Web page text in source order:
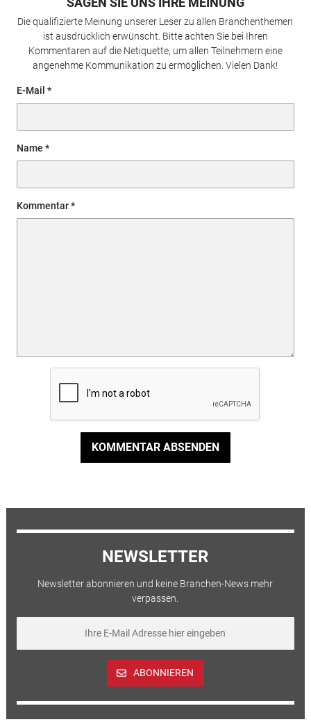
Die qualifizierte Meinung unserer Leser zu allen Branchenthemen
ist ausdrücklich erwünscht. Bitte achten Sie bei Ihren
Kommentaren auf die Netiquette, um allen Teilnehmern eine
angenehme Kommunikation zu ermöglichen. Vielen Dank!
E-Mail
Name
Kommentar
KOMMENTAR ABSENDEN
NEWSLETTER
Newsletter abonnieren und keine Branchen-News mehr
verpassen.
ABONNIEREN